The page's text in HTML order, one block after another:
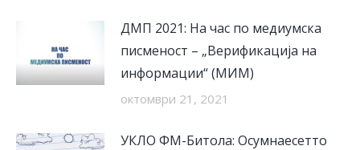
ДМП 2021: На час по медиумска
писменост – „Верификација на
информации“ (МИМ)
октомври 21, 2021
УКЛО ФМ-Битола: Oсумнаесетто